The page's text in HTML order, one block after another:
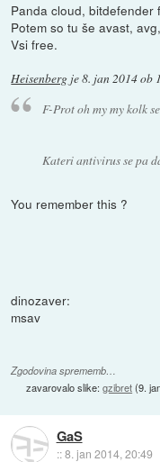
Panda cloud, bitdefender
Potem so tu še avast,
Vsi free.
Heisenberg je8. jan 2014 ob
F-Prot oh my my kolk
Kateri antivirus se pa
You remember this ?
dinozaver:
msav
Zgodovina sprememb…
zavarovalo slike:gzibret(9.
GaS
::8. jan 2014, 20:49